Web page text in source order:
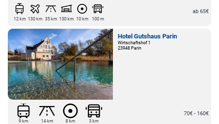
12 km 130 km 35 km 130 km 10 km 100 m
ab 65€
Hotel Gutshaus Parin
Wirtschaftshof 1
23948 Parin
9 km 14 km 8 km 3 km
70€ - 160€